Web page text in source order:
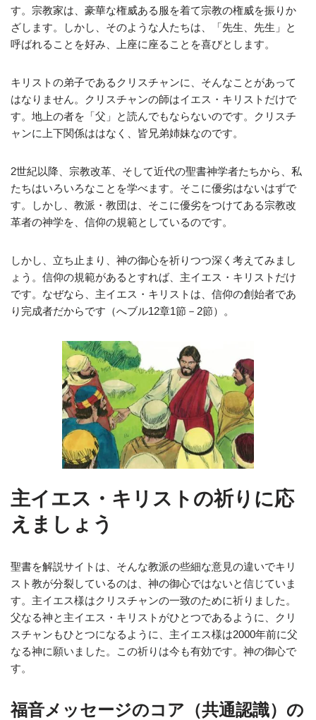
す。宗教家は、豪華な権威ある服を着て宗教の権威を振りか
ざします。しかし、そのような人たちは、「先生、先生」と
呼ばれることを好み、上座に座ることを喜びとします。
キリストの弟子であるクリスチャンに、そんなことがあって
はなりません。クリスチャンの師はイエス・キリストだけで
す。地上の者を「父」と読んでもならないのです。クリスチ
ャンに上下関係ははなく、皆兄弟姉妹なのです。
2世紀以降、宗教改革、そして近代の聖書神学者たちから、私
たちはいろいろなことを学べます。そこに優劣はないはずで
す。しかし、教派・教団は、そこに優劣をつけてある宗教改
革者の神学を、信仰の規範としているのです。
しかし、立ち止まり、神の御心を祈りつつ深く考えてみまし
ょう。信仰の規範があるとすれば、主イエス・キリストだけ
です。なぜなら、主イエス・キリストは、信仰の創始者であ
り完成者だからです（へブル12章1節－2節）。
主イエス・キリストの祈りに応
えましょう
聖書を解説サイトは、そんな教派の些細な意見の違いでキリ
スト教が分裂しているのは、神の御心ではないと信じていま
す。主イエス様はクリスチャンの一致のために祈りました。
父なる神と主イエス・キリストがひとつであるように、クリ
スチャンもひとつになるように、主イエス様は2000年前に父
なる神に願いました。この祈りは今も有効です。神の御心で
す。
福音メッセージのコア（共通認識）の